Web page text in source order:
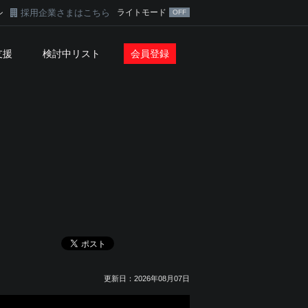
採用企業さまはこちら ライトモード
援 検討中リスト 会員登録
更新日：2026年08月07日